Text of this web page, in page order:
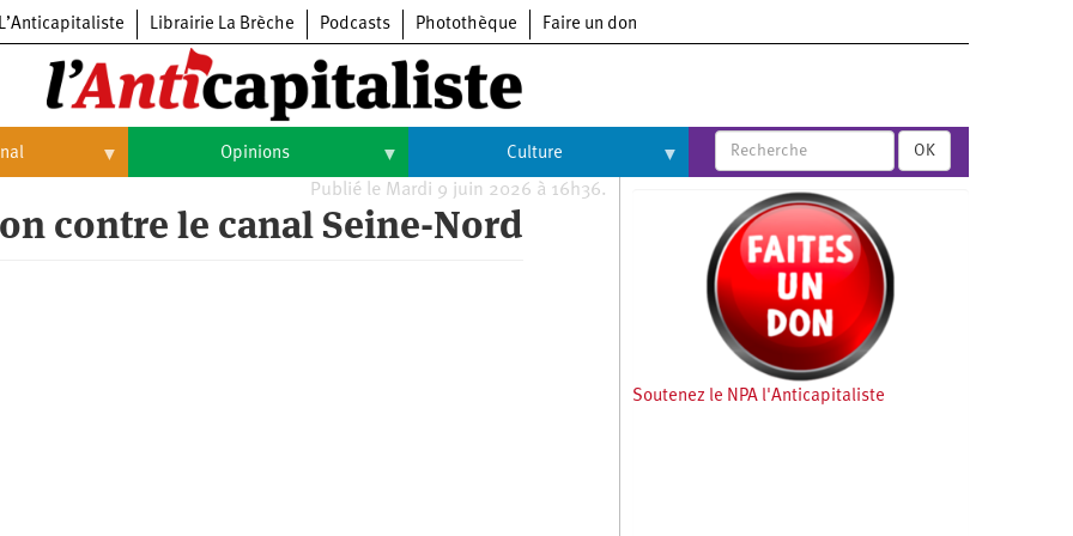
L’Anticapitaliste Librairie La Brèche Podcasts Photothèque Faire un don
Opinions Culture
Culture
OK
Publié le Mardi 9 juin 2026 à 16h36.
contre le canal Seine-Nord
Soutenez le NPA l'Anticapitaliste